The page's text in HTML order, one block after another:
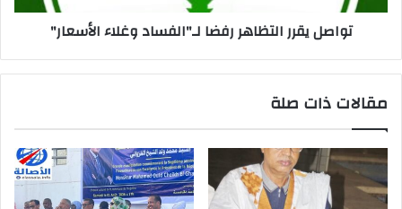
تواصل يقرر التظاهر رفضا لـ"الفساد وغلاء الأسعار"
مقالات ذات صلة